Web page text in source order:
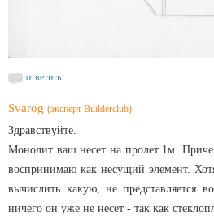
ответить
Svarog (эксперт Builderclub)
Здравствуйте.
Монолит ваш несет на пролет 1м.
воспринимаю как несущий элемент.
вычислить какую, не
ничего он уже не несет - так как